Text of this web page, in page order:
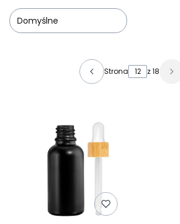
Domyślne
Lista produktów
Strona z 18